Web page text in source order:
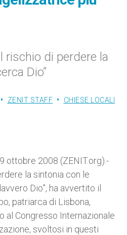
rischio di perdere la
Dio”
ZENIT STAFF CHIESE LOCALI
ottobre 2008 (ZENIT.org).-
la sintonia con le
Dio”, ha avvertito il
patriarca di Lisbona,
al Congresso Internazionale
svoltosi in questi